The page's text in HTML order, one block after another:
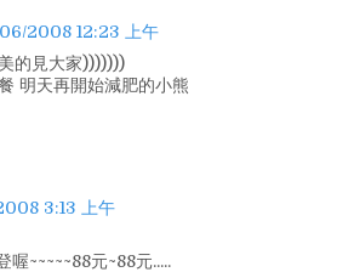
2008 12:23 上午
的見大家)))))))
明天再開始減肥的小熊
3:13 上午
喔~~~~~88元~88元.....